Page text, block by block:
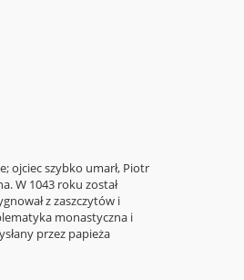
ojciec szybko umarł, Piotr
W 1043 roku został
z zaszczytów i
monastyczna i
przez papieża